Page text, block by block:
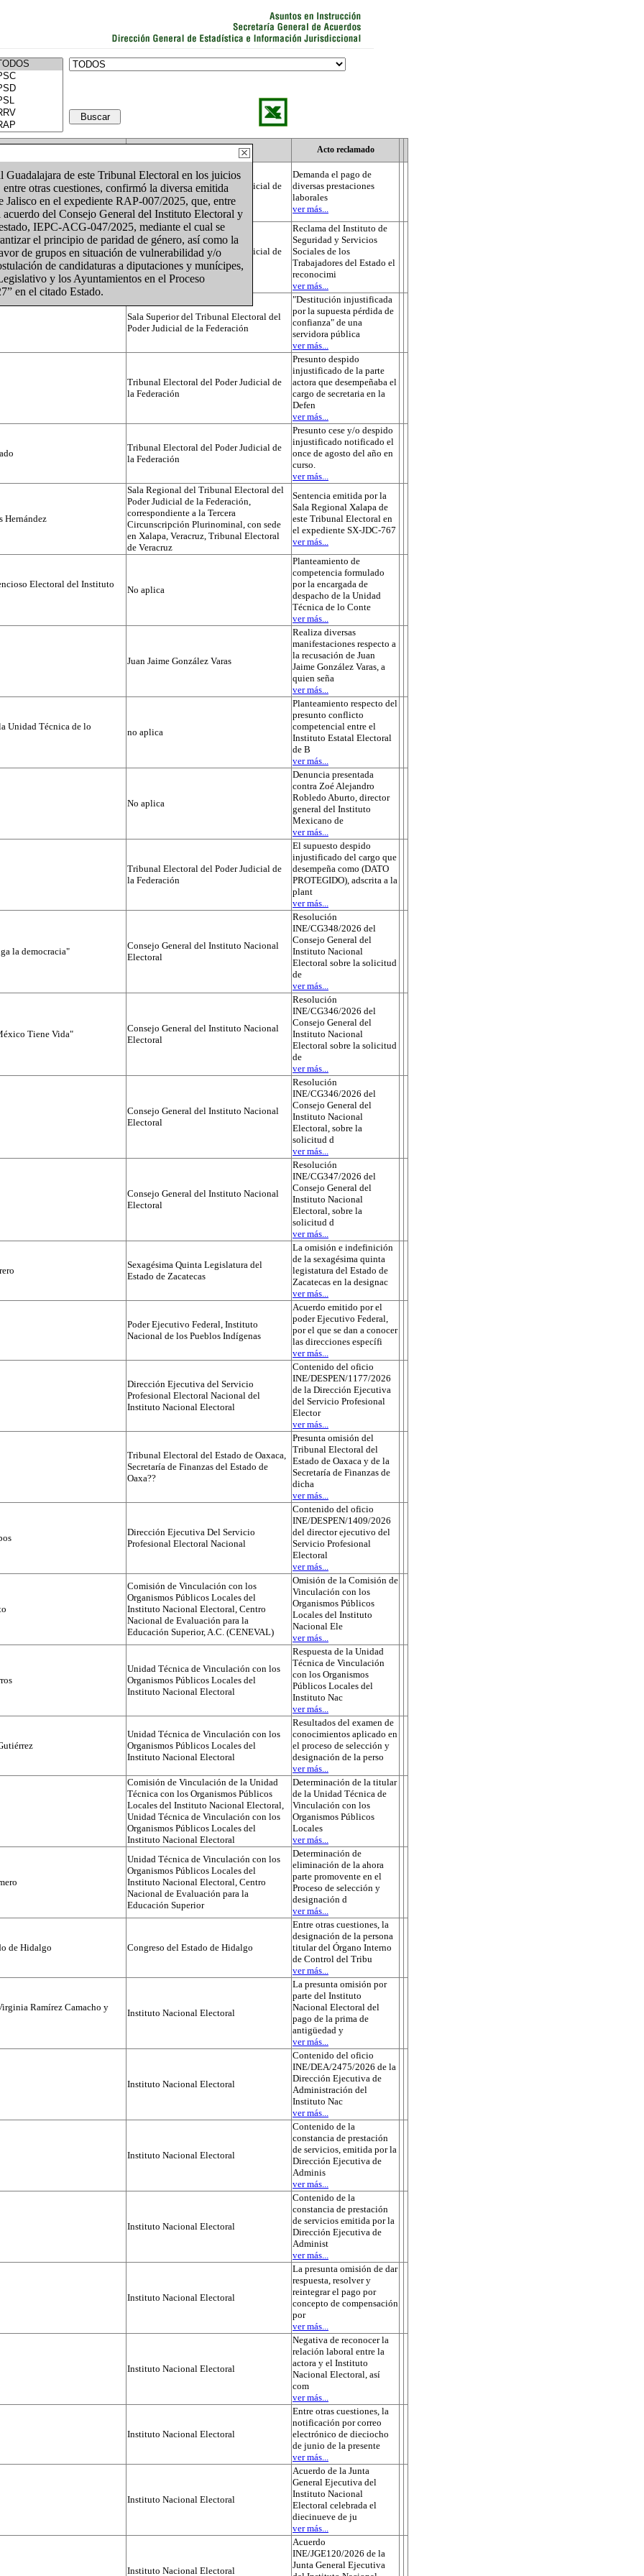
Guadalajara de este Tribunal Electoral en los juicios
otras cuestiones, confirmó la diversa emitida
en el expediente RAP-007/2025, que, entre
del Consejo General del Instituto Electoral y
IEPC-ACG-047/2025, mediante el cual se
el principio de paridad de género, así como la
de grupos en situación de vulnerabilidad y/o
de candidaturas a diputaciones y munícipes,
y los Ayuntamientos en el Proceso
en el citado Estado.
Acto reclamado
Tribunal Electoral del Poder Judicial de
la Federación
Demanda el pago de
diversas prestaciones
laborales
ver más...
Tribunal Electoral del Poder Judicial de
la Federación
Reclama del Instituto de
Seguridad y Servicios
Sociales de los
Trabajadores del Estado el
reconocimi
ver más...
Sala Superior del Tribunal Electoral del
Poder Judicial de la Federación
"Destitución injustificada
por la supuesta pérdida de
confianza" de una
servidora pública
ver más...
Tribunal Electoral del Poder Judicial de
la Federación
Presunto despido
injustificado de la parte
actora que desempeñaba el
cargo de secretaria en la
Defen
ver más...
Tribunal Electoral del Poder Judicial de
la Federación
Presunto cese y/o despido
injustificado notificado el
once de agosto del año en
curso.
ver más...
Hernández
Sala Regional del Tribunal Electoral del
Poder Judicial de la Federación,
correspondiente a la Tercera
Circunscripción Plurinominal, con sede
en Xalapa, Veracruz, Tribunal Electoral
de Veracruz
Sentencia emitida por la
Sala Regional Xalapa de
este Tribunal Electoral en
el expediente SX-JDC-767
ver más...
Electoral del Instituto
No aplica
Planteamiento de
competencia formulado
por la encargada de
despacho de la Unidad
Técnica de lo Conte
ver más...
Juan Jaime González Varas
Realiza diversas
manifestaciones respecto a
la recusación de Juan
Jaime González Varas, a
quien seña
ver más...
Unidad Técnica de lo
no aplica
Planteamiento respecto del
presunto conflicto
competencial entre el
Instituto Estatal Electoral
de B
ver más...
No aplica
Denuncia presentada
contra Zoé Alejandro
Robledo Aburto, director
general del Instituto
Mexicano de
ver más...
Tribunal Electoral del Poder Judicial de
la Federación
El supuesto despido
injustificado del cargo que
desempeña como (DATO
PROTEGIDO), adscrita a la
plant
ver más...
la democracia"
Consejo General del Instituto Nacional
Electoral
Resolución
INE/CG348/2026 del
Consejo General del
Instituto Nacional
Electoral sobre la solicitud
de
ver más...
Tiene Vida"
Consejo General del Instituto Nacional
Electoral
Resolución
INE/CG346/2026 del
Consejo General del
Instituto Nacional
Electoral sobre la solicitud
de
ver más...
Consejo General del Instituto Nacional
Electoral
Resolución
INE/CG346/2026 del
Consejo General del
Instituto Nacional
Electoral, sobre la
solicitud d
ver más...
Consejo General del Instituto Nacional
Electoral
Resolución
INE/CG347/2026 del
Consejo General del
Instituto Nacional
Electoral, sobre la
solicitud d
ver más...
Sexagésima Quinta Legislatura del
Estado de Zacatecas
La omisión e indefinición
de la sexagésima quinta
legistatura del Estado de
Zacatecas en la designac
ver más...
Poder Ejecutivo Federal, Instituto
Nacional de los Pueblos Indígenas
Acuerdo emitido por el
poder Ejecutivo Federal,
por el que se dan a conocer
las direcciones específi
ver más...
Dirección Ejecutiva del Servicio
Profesional Electoral Nacional del
Instituto Nacional Electoral
Contenido del oficio
INE/DESPEN/1177/2026
de la Dirección Ejecutiva
del Servicio Profesional
Elector
ver más...
Tribunal Electoral del Estado de Oaxaca,
Secretaría de Finanzas del Estado de
Oaxa??
Presunta omisión del
Tribunal Electoral del
Estado de Oaxaca y de la
Secretaría de Finanzas de
dicha
ver más...
Dirección Ejecutiva Del Servicio
Profesional Electoral Nacional
Contenido del oficio
INE/DESPEN/1409/2026
del director ejecutivo del
Servicio Profesional
Electoral
ver más...
Comisión de Vinculación con los
Organismos Públicos Locales del
Instituto Nacional Electoral, Centro
Nacional de Evaluación para la
Educación Superior, A.C. (CENEVAL)
Omisión de la Comisión de
Vinculación con los
Organismos Públicos
Locales del Instituto
Nacional Ele
ver más...
Unidad Técnica de Vinculación con los
Organismos Públicos Locales del
Instituto Nacional Electoral
Respuesta de la Unidad
Técnica de Vinculación
con los Organismos
Públicos Locales del
Instituto Nac
ver más...
Unidad Técnica de Vinculación con los
Organismos Públicos Locales del
Instituto Nacional Electoral
Resultados del examen de
conocimientos aplicado en
el proceso de selección y
designación de la perso
ver más...
Comisión de Vinculación de la Unidad
Técnica con los Organismos Públicos
Locales del Instituto Nacional Electoral,
Unidad Técnica de Vinculación con los
Organismos Públicos Locales del
Instituto Nacional Electoral
Determinación de la titular
de la Unidad Técnica de
Vinculación con los
Organismos Públicos
Locales
ver más...
Unidad Técnica de Vinculación con los
Organismos Públicos Locales del
Instituto Nacional Electoral, Centro
Nacional de Evaluación para la
Educación Superior
Determinación de
eliminación de la ahora
parte promovente en el
Proceso de selección y
designación d
ver más...
de Hidalgo Congreso del Estado de Hidalgo
Entre otras cuestiones, la
designación de la persona
titular del Órgano Interno
de Control del Tribu
ver más...
Ramírez Camacho y
Instituto Nacional Electoral
La presunta omisión por
parte del Instituto
Nacional Electoral del
pago de la prima de
antigüedad y
ver más...
Instituto Nacional Electoral
Contenido del oficio
INE/DEA/2475/2026 de la
Dirección Ejecutiva de
Administración del
Instituto Nac
ver más...
Instituto Nacional Electoral
Contenido de la
constancia de prestación
de servicios, emitida por la
Dirección Ejecutiva de
Adminis
ver más...
Instituto Nacional Electoral
Contenido de la
constancia de prestación
de servicios emitida por la
Dirección Ejecutiva de
Administ
ver más...
Instituto Nacional Electoral
La presunta omisión de dar
respuesta, resolver y
reintegrar el pago por
concepto de compensación
por
ver más...
Instituto Nacional Electoral
Negativa de reconocer la
relación laboral entre la
actora y el Instituto
Nacional Electoral, así
com
ver más...
Instituto Nacional Electoral
Entre otras cuestiones, la
notificación por correo
electrónico de dieciocho
de junio de la presente
ver más...
Instituto Nacional Electoral
Acuerdo de la Junta
General Ejecutiva del
Instituto Nacional
Electoral celebrada el
diecinueve de ju
ver más...
Instituto Nacional Electoral
Acuerdo
INE/JGE120/2026 de la
Junta General Ejecutiva